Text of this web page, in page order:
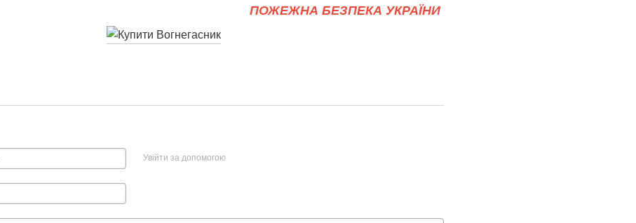
ПОЖЕЖНА БЕЗПЕКА УКРАЇНИ
Увійти за допомогою